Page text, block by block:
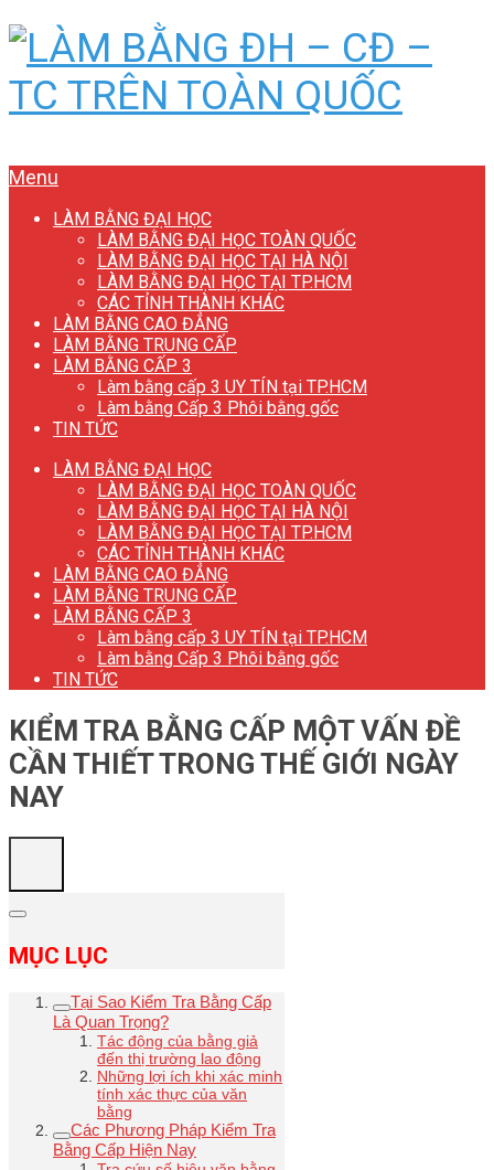
Menu
LÀM BẰNG ĐẠI HỌC
LÀM BẰNG ĐẠI HỌC TOÀN QUỐC
LÀM BẰNG ĐẠI HỌC TẠI HÀ NỘI
LÀM BẰNG ĐẠI HỌC TẠI TP.HCM
CÁC TỈNH THÀNH KHÁC
LÀM BẰNG CAO ĐẲNG
LÀM BẰNG TRUNG CẤP
LÀM BẰNG CẤP 3
Làm bằng cấp 3 UY TÍN tại TP.HCM
Làm bằng Cấp 3 Phôi bằng gốc
TIN TỨC
LÀM BẰNG ĐẠI HỌC
LÀM BẰNG ĐẠI HỌC TOÀN QUỐC
LÀM BẰNG ĐẠI HỌC TẠI HÀ NỘI
LÀM BẰNG ĐẠI HỌC TẠI TP.HCM
CÁC TỈNH THÀNH KHÁC
LÀM BẰNG CAO ĐẲNG
LÀM BẰNG TRUNG CẤP
LÀM BẰNG CẤP 3
Làm bằng cấp 3 UY TÍN tại TP.HCM
Làm bằng Cấp 3 Phôi bằng gốc
TIN TỨC
KIỂM TRA BẰNG CẤP MỘT VẤN ĐỀ
CẦN THIẾT TRONG THẾ GIỚI NGÀY
NAY
MỤC LỤC
Tại Sao Kiểm Tra Bằng Cấp
Là Quan Trọng?
Tác động của bằng giả
đến thị trường lao động
Những lợi ích khi xác minh
tính xác thực của văn
bằng
Các Phương Pháp Kiểm Tra
Bằng Cấp Hiện Nay